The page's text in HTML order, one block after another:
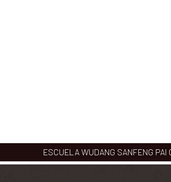
ESCUELA WUDANG SANFENG